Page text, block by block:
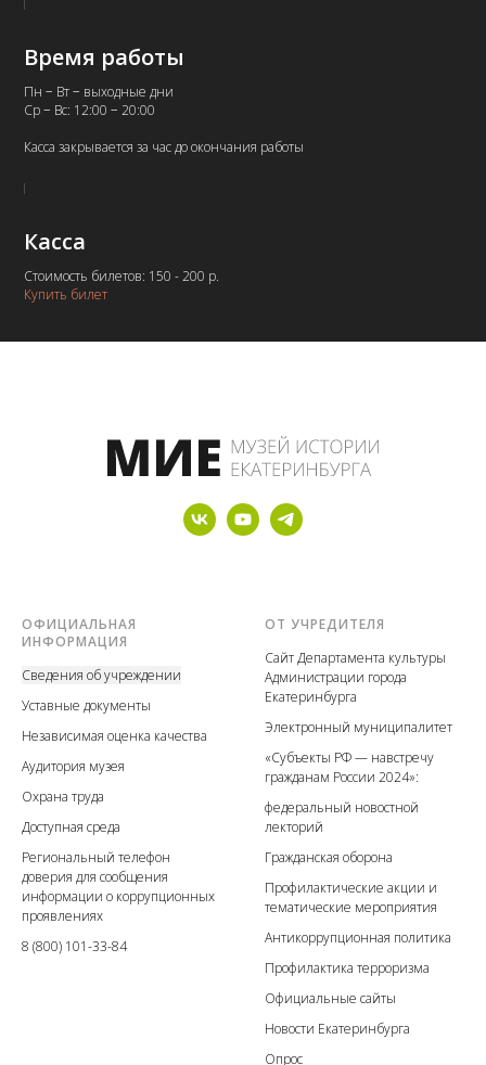
Время работы
Пн − Вт − выходные дни
Ср − Вс: 12:00 − 20:00
Касса закрывается за час до окончания работы
Касса
Стоимость билетов: 150 - 200 р.
Купить билет
ОФИЦИАЛЬНАЯ
ИНФОРМАЦИЯ
Сведения об учреждении
Уставные документы
Независимая оценка качества
Аудитория музея
Охрана труда
Доступная среда
Региональный телефон
доверия для сообщения
информации о коррупционных
проявлениях
8 (800) 101-33-84
ОТ УЧРЕДИТЕЛЯ
Сайт Департамента культуры
Администрации города
Екатеринбурга
Электронный муниципалитет
«Субъекты РФ — навстречу
гражданам России 2024»:
федеральный новостной
лекторий
Гражданская оборона
Профилактические акции и
тематические мероприятия
Антикоррупционная политика
Профилактика терроризма
Официальные сайты
Новости Екатеринбурга
Опрос